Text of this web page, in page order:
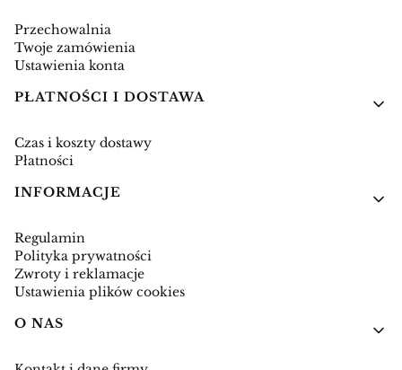
Przechowalnia
Twoje zamówienia
Ustawienia konta
PŁATNOŚCI I DOSTAWA
Czas i koszty dostawy
Płatności
INFORMACJE
Regulamin
Polityka prywatności
Zwroty i reklamacje
Ustawienia plików cookies
O NAS